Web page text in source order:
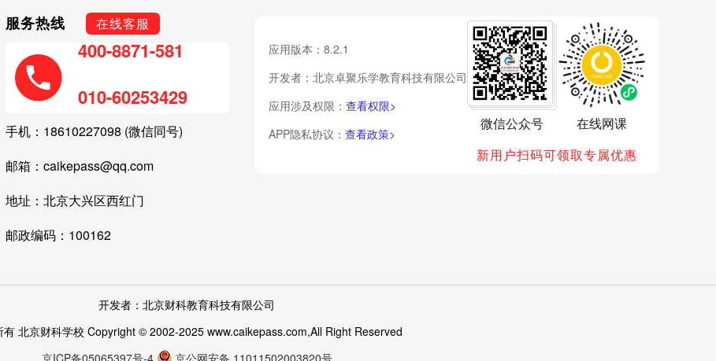
服务热线 在线客服
400-8871-581
010-60253429
手机：18610227098 (微信同号)
邮箱：caikepass@qq.com
地址：北京大兴区西红门
邮政编码：100162
应用版本：8.2.1
开发者：北京卓聚乐学教育科技有限公司
应用涉及权限： 查看权限>
APP隐私协议： 查看政策>
微信公众号
在线网课
新用户扫码可领取专属优惠
开发者：北京财科教育科技有限公司
有 北京财科学校 Copyright © 2002-2025 www.caikepass.com,All Right Reserved
京ICP备05065397号-4
京公网安备 11011502003820号